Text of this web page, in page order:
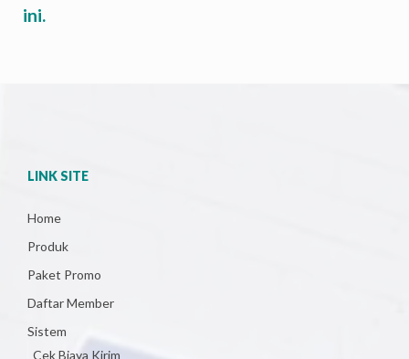
ini.
LINK SITE
Home
Produk
Paket Promo
Daftar Member
Sistem
Cek Biaya Kirim